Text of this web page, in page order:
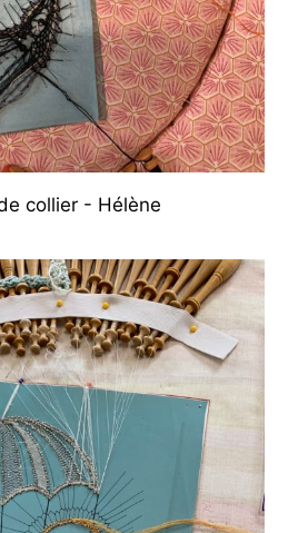
collier - Hélène